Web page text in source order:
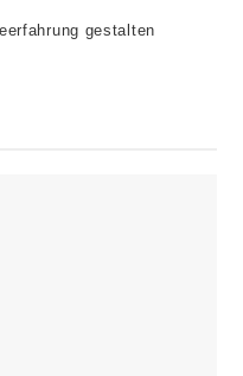
gestalten